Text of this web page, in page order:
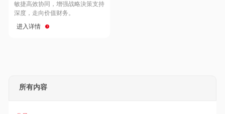
敏捷高效协同，增强战略決策支持
深度，走向价值财务。
进入详情
所有内容